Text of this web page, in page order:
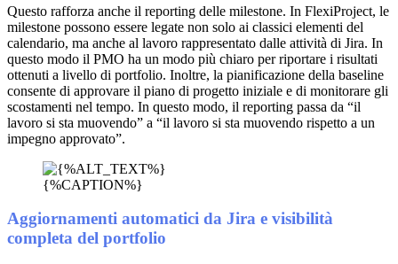
Questo rafforza anche il reporting delle milestone. In FlexiProject, le
milestone possono essere legate non solo ai classici elementi del
calendario, ma anche al lavoro rappresentato dalle attività di Jira. In
questo modo il PMO ha un modo più chiaro per riportare i risultati
ottenuti a livello di portfolio. Inoltre, la pianificazione della baseline
consente di approvare il piano di progetto iniziale e di monitorare gli
scostamenti nel tempo. In questo modo, il reporting passa da “il
lavoro si sta muovendo” a “il lavoro si sta muovendo rispetto a un
impegno approvato”.
{%CAPTION%}
Aggiornamenti automatici da Jira e visibilità
completa del portfolio